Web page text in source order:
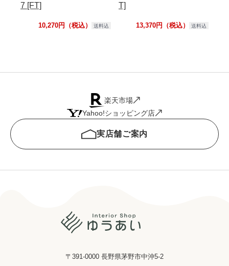
7 [FT]
10,270円（税込） 送料込
T]
13,370円（税込） 送料込
楽天市場
Yahoo!ショッピング店
実店舗ご案内
〒391-0000 長野県茅野市中沖5-2